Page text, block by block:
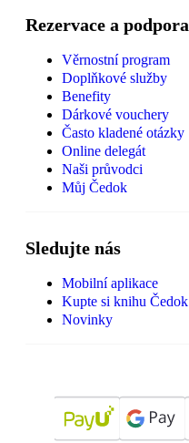
Rezervace a podpora
Věrnostní program
Doplňkové služby
Benefity
Dárkové vouchery
Často kladené otázky
Online delegát
Naši průvodci
Můj Čedok
Sledujte nás
Mobilní aplikace
Kupte si knihu Čedok
Novinky